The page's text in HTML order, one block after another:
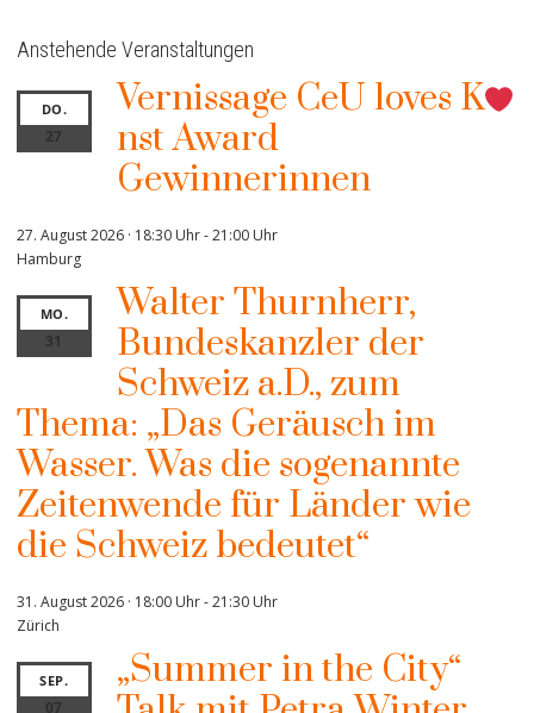
Anstehende Veranstaltungen
DO.
27
Vernissage CeU loves K
nst Award
Gewinnerinnen
27. August 2026 · 18:30 Uhr-21:00 Uhr
Hamburg
MO.
31
Walter Thurnherr,
Bundeskanzler der
Schweiz a.D., zum
Thema: „Das Geräusch im
Wasser. Was die sogenannte
Zeitenwende für Länder wie
die Schweiz bedeutet“
31. August 2026 · 18:00 Uhr-21:30 Uhr
Zürich
SEP.
07
„Summer in the City“